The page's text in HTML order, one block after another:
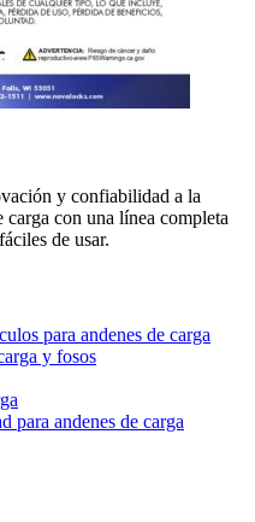
y confiabilidad a la
carga con una línea completa
de usar.
para andenes de carga
y fosos
para andenes de carga